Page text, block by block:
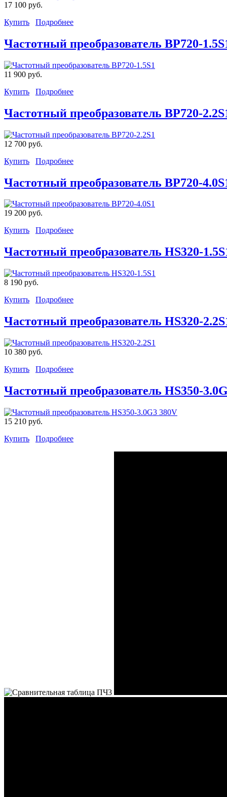
17 100 руб.
Купить
Подробнее
Частотный преобразователь BP720-
11 900 руб.
Купить
Подробнее
Частотный преобразователь BP720-
12 700 руб.
Купить
Подробнее
Частотный преобразователь BP720-
19 200 руб.
Купить
Подробнее
Частотный преобразователь HS320-
8 190 руб.
Купить
Подробнее
Частотный преобразователь HS320-
10 380 руб.
Купить
Подробнее
Частотный преобразователь HS350-
15 210 руб.
Купить
Подробнее